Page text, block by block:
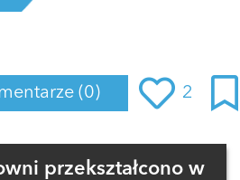
(0) 2
, aby dodać komentarz
przekształcono w